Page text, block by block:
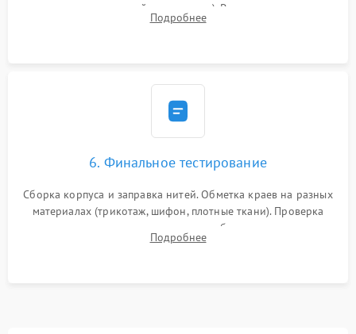
зазоров до сотых долей миллиметра). Регулировка прижима
ножей, ширины обметки и хода дифференциального
Подробнее
6. Финальное тестирование
Сборка корпуса и заправка нитей. Обметка краев на разных
материалах (трикотаж, шифон, плотные ткани). Проверка
ровности среза, эластичности шва, работы ролевого шва и
отсутствия стягивания или волнистости ткани.
Подробнее